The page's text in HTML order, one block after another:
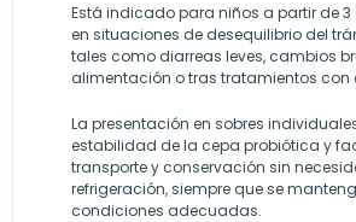
Está indicado para niños a partir de
en situaciones de desequilibrio del
tales como diarreas leves, cambios
alimentación o tras tratamientos con
La presentación en sobres
estabilidad de la cepa probiótica y
transporte y conservación sin
refrigeración, siempre que se
condiciones adecuadas.